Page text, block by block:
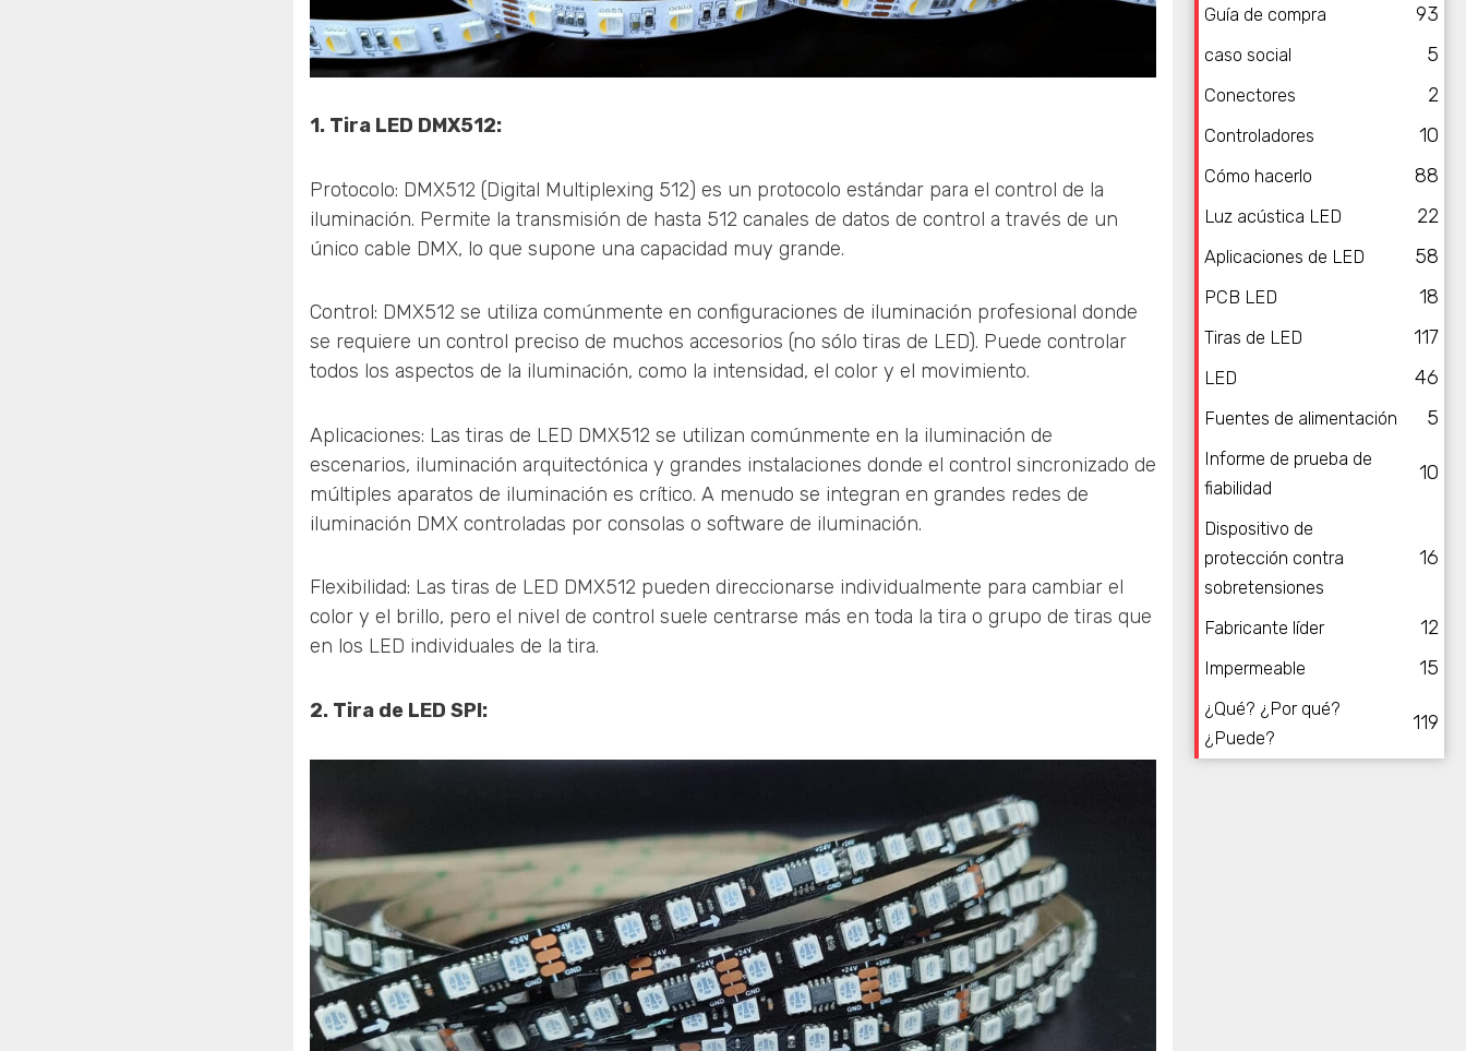
1. Tira LED DMX512:
Protocolo: DMX512 (Digital Multiplexing 512) es un protocolo estándar para el control de la
iluminación. Permite la transmisión de hasta 512 canales de datos de control a través de un
único cable DMX, lo que supone una capacidad muy grande.
Control: DMX512 se utiliza comúnmente en configuraciones de iluminación profesional donde
se requiere un control preciso de muchos accesorios (no sólo tiras de LED). Puede controlar
todos los aspectos de la iluminación, como la intensidad, el color y el movimiento.
Aplicaciones: Las tiras de LED DMX512 se utilizan comúnmente en la iluminación de
escenarios, iluminación arquitectónica y grandes instalaciones donde el control sincronizado de
múltiples aparatos de iluminación es crítico. A menudo se integran en grandes redes de
iluminación DMX controladas por consolas o software de iluminación.
Flexibilidad: Las tiras de LED DMX512 pueden direccionarse individualmente para cambiar el
color y el brillo, pero el nivel de control suele centrarse más en toda la tira o grupo de tiras que
en los LED individuales de la tira.
2. Tira de LED SPI:
Guía de compra 93
caso social 5
Conectores 2
Controladores 10
Cómo hacerlo 88
Luz acústica LED 22
Aplicaciones de LED 58
PCB LED 18
Tiras de LED 117
LED 46
Fuentes de alimentación 5
Informe de prueba de
fiabilidad
10
Dispositivo de
protección contra
sobretensiones
16
Fabricante líder 12
Impermeable 15
¿Qué? ¿Por qué?
¿Puede?
119